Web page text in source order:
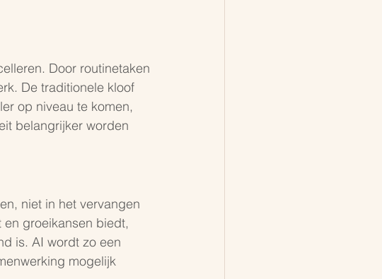
Door routinetaken
De traditionele kloof
op niveau te komen,
belangrijker worden
niet in het vervangen
groeikansen biedt,
is. AI wordt zo een
mogelijk